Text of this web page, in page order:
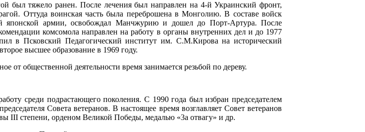
тяжело ранен. После лечения был направлен на 4-й Украинский фронт,
Оттуда воинская часть была переброшена в Монголию. В составе войск
японской армии, освобождал Манчжурию и дошел до Порт-Артура. После
комсомола направлен на работу в органы внутренних дел и до 1977
в Псковский Педагогический институт им. С.М.Кирова на исторический
высшее образование в 1969 году.
общественной деятельности время занимается резьбой по дереву.
среди подрастающего поколения. С 1990 года был избран председателем
Совета ветеранов. В настоящее время возглавляет Совет ветеранов
III степени, орденом Великой Победы, медалью «3а отвагу» и др.